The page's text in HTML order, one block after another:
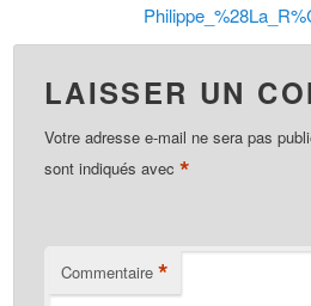
LAISSER UN
Votre adresse e-mail ne sera pas
sont indiqués avec *
Commentaire *